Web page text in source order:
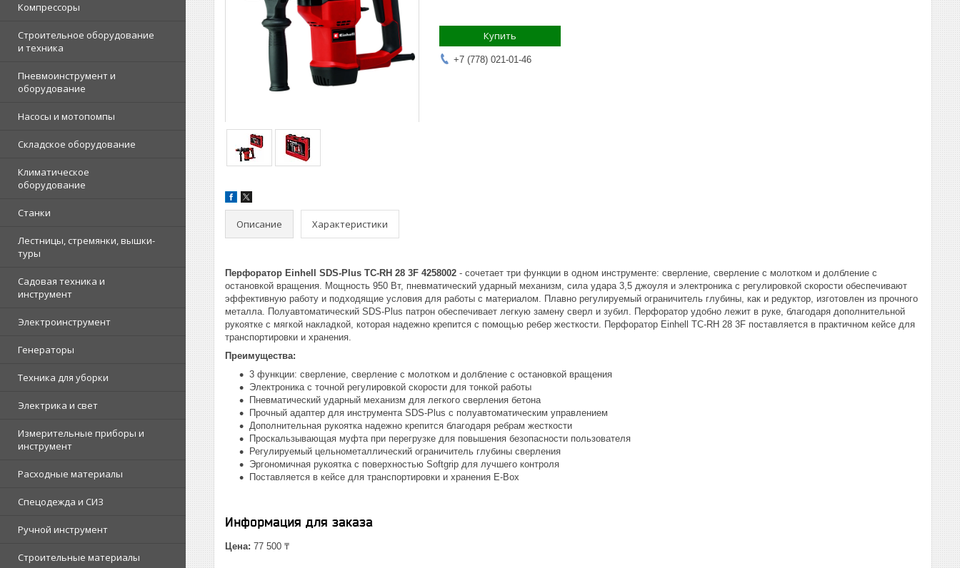
Компрессоры
Строительное оборудование
и техника
Пневмоинструмент и
оборудование
Насосы и мотопомпы
Складское оборудование
Климатическое
оборудование
Станки
Лестницы, стремянки, вышки-
туры
Садовая техника и
инструмент
Электроинструмент
Генераторы
Техника для уборки
Электрика и свет
Измерительные приборы и
инструмент
Расходные материалы
Спецодежда и СИЗ
Ручной инструмент
Строительные материалы
Купить
+7 (778) 021-01-46
Описание Характеристики
Перфоратор Einhell SDS-Plus TC-RH 28 3F 4258002 - сочетает три функции в одном инструменте: сверление, сверление с молотком и долбление с
остановкой вращения. Мощность 950 Вт, пневматический ударный механизм, сила удара 3,5 джоуля и электроника с регулировкой скорости обеспечивают
эффективную работу и подходящие условия для работы с материалом. Плавно регулируемый ограничитель глубины, как и редуктор, изготовлен из прочного
металла. Полуавтоматический SDS-Plus патрон обеспечивает легкую замену сверл и зубил. Перфоратор удобно лежит в руке, благодаря дополнительной
рукоятке с мягкой накладкой, которая надежно крепится с помощью ребер жесткости. Перфоратор Einhell TC-RH 28 3F поставляется в практичном кейсе для
транспортировки и хранения.
Преимущества:
3 функции: сверление, сверление с молотком и долбление с остановкой вращения
Электроника с точной регулировкой скорости для тонкой работы
Пневматический ударный механизм для легкого сверления бетона
Прочный адаптер для инструмента SDS-Plus с полуавтоматическим управлением
Дополнительная рукоятка надежно крепится благодаря ребрам жесткости
Проскальзывающая муфта при перегрузке для повышения безопасности пользователя
Регулируемый цельнометаллический ограничитель глубины сверления
Эргономичная рукоятка с поверхностью Softgrip для лучшего контроля
Поставляется в кейсе для транспортировки и хранения E-Box
Информация для заказа
Цена: 77 500 ₸